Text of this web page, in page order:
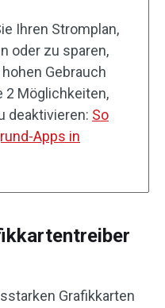
Ihren Stromplan,
oder zu sparen,
Gebrauch
2 Möglichkeiten,
deaktivieren: So
Apps in
Grafikkarten